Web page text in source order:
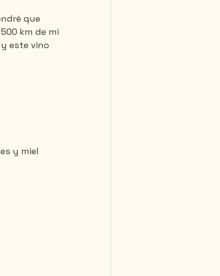
que
km de mi
y este vino
y miel